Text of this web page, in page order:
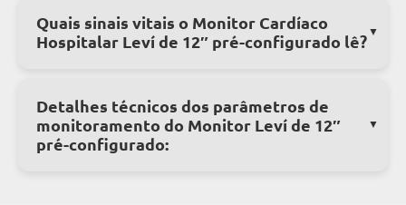
Quais sinais vitais o Monitor Cardíaco
Hospitalar Leví de 12″ pré-configurado lê?
Detalhes técnicos dos parâmetros de
monitoramento do Monitor Leví de 12″
pré-configurado: